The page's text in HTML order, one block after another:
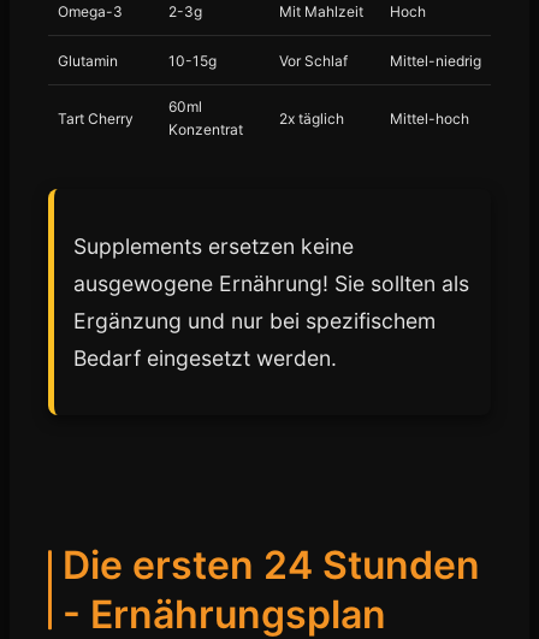
Omega-3 2-3g Mit Mahlzeit Hoch
Glutamin 10-15g Vor Schlaf Mittel-niedrig
Tart Cherry
60ml
Konzentrat
2x täglich Mittel-hoch
Supplements ersetzen keine
ausgewogene Ernährung! Sie sollten als
Ergänzung und nur bei spezifischem
Bedarf eingesetzt werden.
Die ersten 24 Stunden
- Ernährungsplan